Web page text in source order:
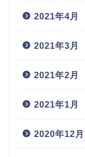
2021年4月
2021年3月
2021年2月
2021年1月
2020年12月